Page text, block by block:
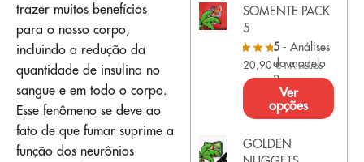
trazer muitos benefícios
para o nosso corpo,
incluindo a redução da
quantidade de insulina no
sangue e em todo o corpo.
Esse fenômeno se deve ao
fato de que fumar suprime a
função dos neurônios
SOMENTE PACK
5
5 - Análises
do modelo
3
20,90€ IVA incluído
Ver
opções
GOLDEN